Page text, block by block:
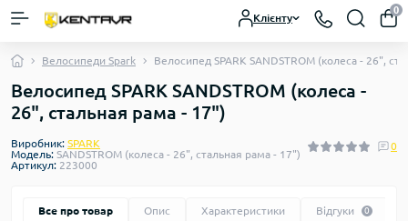
Клієнту
0
Велосипеди Spark Велосипед SPARK SANDSTROM (колеса - 26",
Велосипед SPARK SANDSTROM (колеса -
26", стальная рама - 17")
Виробник: SPARK
Модель: SANDSTROM (колеса - 26", стальная рама - 17")
Артикул: 223000
0
Все про товар Опис Характеристики Відгуки 0